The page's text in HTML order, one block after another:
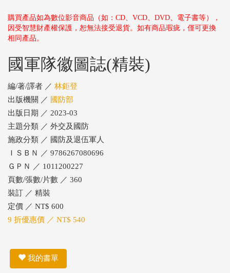
購買產品如為數位影音商品（如：CD、VCD、DVD、電子書等），
因受智慧財產權保護，恕無法接受退貨。如有商品瑕疵，僅可更換
相同產品。
國軍隊徽圖誌(精裝)
編/著/譯者 ／ 林鉅登
出版機關 ／ 國防部
出版日期 ／ 2023-03
主題分類 ／ 外交及國防
施政分類 ／ 國防及退伍軍人
ＩＳＢＮ ／ 9786267080696
ＧＰＮ ／ 1011200227
頁數/張數/片數 ／ 360
裝訂 ／ 精裝
定價 ／ NT$ 600
9 折優惠價 ／ NT$ 540
我的書單